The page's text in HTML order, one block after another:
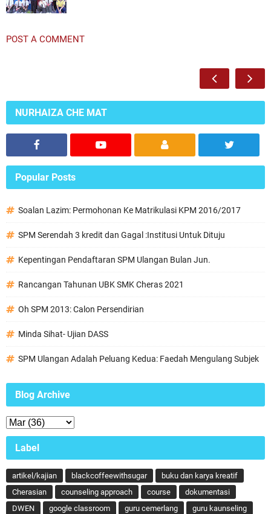
POST A COMMENT
NURHAIZA CHE MAT
Popular Posts
Soalan Lazim: Permohonan Ke Matrikulasi KPM 2016/2017
SPM Serendah 3 kredit dan Gagal :Institusi Untuk Dituju
Kepentingan Pendaftaran SPM Ulangan Bulan Jun.
Rancangan Tahunan UBK SMK Cheras 2021
Oh SPM 2013: Calon Persendirian
Minda Sihat- Ujian DASS
SPM Ulangan Adalah Peluang Kedua: Faedah Mengulang Subjek
Blog Archive
Label
artikel/kajian blackcoffeewithsugar
buku dan karya kreatif
Cherasian
counseling approach course
dokumentasi
DWEN
google classroom guru cemerlang
guru kaunseling